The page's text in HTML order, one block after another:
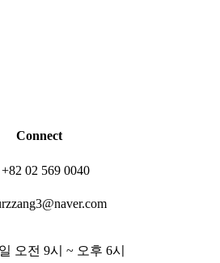
Connect
02 569 0040
오전 9시 ~ 오후 6시